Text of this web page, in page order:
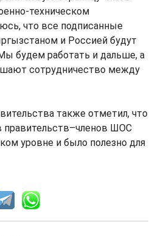
техническом
что все подписанные
и Россией будут
будем работать и дальше, а
сотрудничество между
также отметил, что
правительств–членов ШОС
уровне и было полезно для